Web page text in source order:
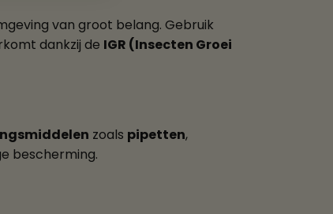
van groot belang. Gebruik
dankzij de IGR (Insecten Groei
zoals pipetten,
bescherming.